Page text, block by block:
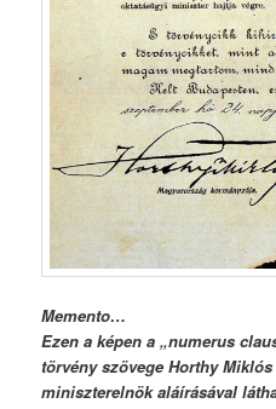
Memento…
Ezen a képen a „numerus
törvény szövege Horthy
miniszterelnök aláírásával